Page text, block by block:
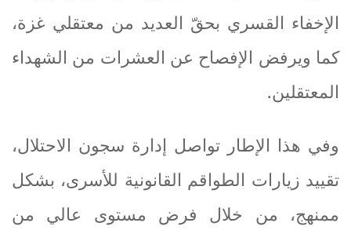
الإخفاء القسري بحقّ العديد من معتقلي غزة،
كما ويرفض الإفصاح عن العشرات من الشهداء
المعتقلين.
وفي هذا الإطار تواصل إدارة سجون الاحتلال،
تقييد زيارات الطواقم القانونية للأسرى، بشكل
ممنهج، من خلال فرض مستوى عالي من